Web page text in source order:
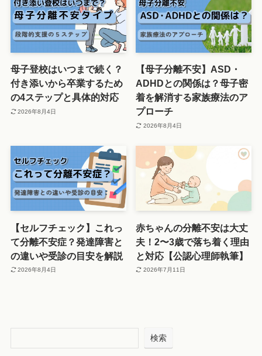
母子登校はいつまで続く？
付き添いから卒業するため
の4ステップと具体的対応
2026年8月4日
【母子分離不安】ASD・
ADHDとの関係は？母子密
着を解消する家族療法のア
プローチ
2026年8月4日
【セルフチェック】これっ
て分離不安症？発達障害と
の違いや受診の目安を解説
2026年8月4日
赤ちゃんの分離不安は大丈
夫！2〜3歳で落ち着く理由
と対応【公認心理師執筆】
2026年7月11日
検索